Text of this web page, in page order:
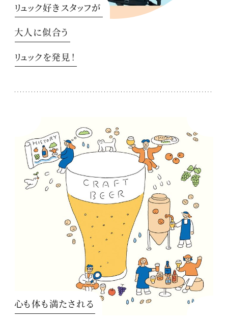
リュック好きスタッフが
大人に似合う
リュックを発見！
心も体も満たされる